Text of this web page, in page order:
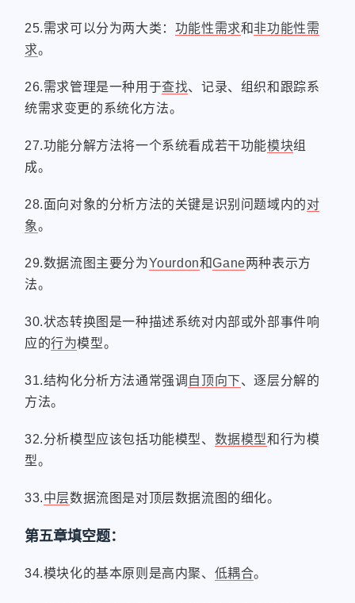
25.需求可以分为两大类： 功能性需求和非功能性需
求。
26.需求管理是一种用于查找、记录、组织和跟踪系
统需求变更的系统化方法。
27.功能分解方法将一个系统看成若干功能模块组
成。
28.面向对象的分析方法的关键是识别问题域内的对
象。
29.数据流图主要分为Yourdon和Gane两种表示方
法。
30.状态转换图是一种描述系统对内部或外部事件响
应的行为模型。
31.结构化分析方法通常强调 自顶向下、逐层分解的
方法。
32.分析模型应该包括功能模型、 数据模型和行为模
型。
33.中层数据流图是对顶层数据流图的细化。
第五章填空题：
34.模块化的基本原则是高内聚、 低耦合。